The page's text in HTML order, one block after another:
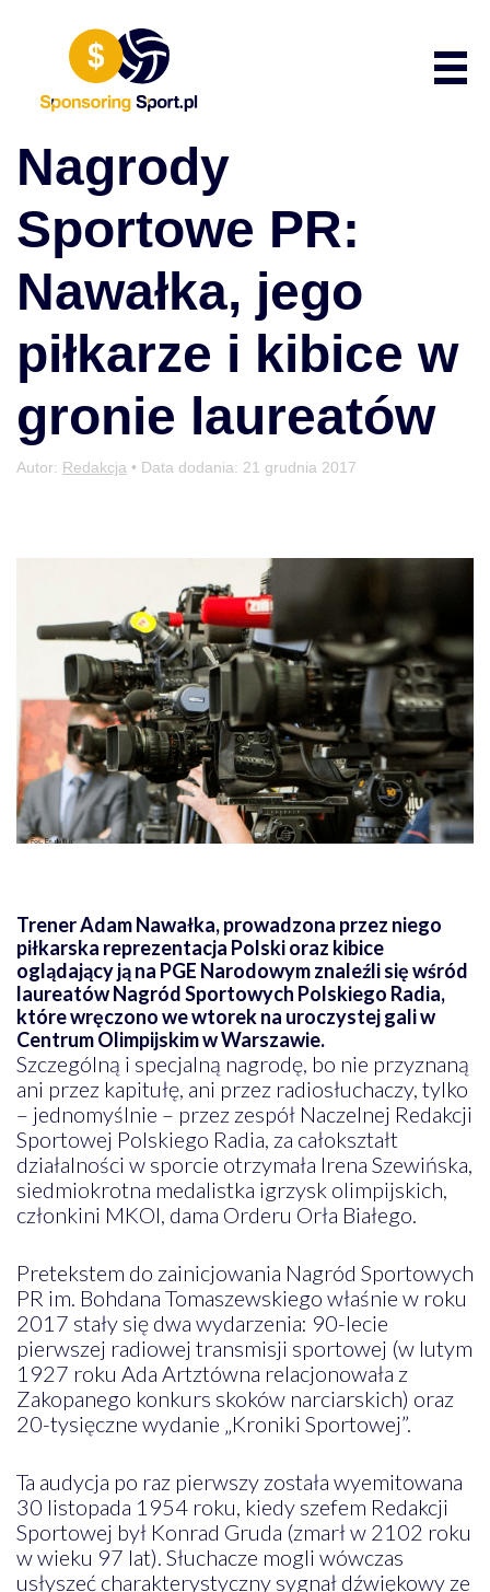
Nagrody
Sportowe PR:
Nawałka, jego
piłkarze i kibice w
gronie laureatów
Autor: Redakcja • Data dodania: 21 grudnia 2017
Trener Adam Nawałka, prowadzona przez niego
piłkarska reprezentacja Polski oraz kibice
oglądający ją na PGE Narodowym znaleźli się wśród
laureatów Nagród Sportowych Polskiego Radia,
które wręczono we wtorek na uroczystej gali w
Centrum Olimpijskim w Warszawie.
Szczególną i specjalną nagrodę, bo nie przyznaną
ani przez kapitułę, ani przez radiosłuchaczy, tylko
– jednomyślnie – przez zespół Naczelnej Redakcji
Sportowej Polskiego Radia, za całokształt
działalności w sporcie otrzymała Irena Szewińska,
siedmiokrotna medalistka igrzysk olimpijskich,
członkini MKOl, dama Orderu Orła Białego.
Pretekstem do zainicjowania Nagród Sportowych
PR im. Bohdana Tomaszewskiego właśnie w roku
2017 stały się dwa wydarzenia: 90-lecie
pierwszej radiowej transmisji sportowej (w lutym
1927 roku Ada Artztówna relacjonowała z
Zakopanego konkurs skoków narciarskich) oraz
20-tysięczne wydanie „Kroniki Sportowej”.
Ta audycja po raz pierwszy została wyemitowana
30 listopada 1954 roku, kiedy szefem Redakcji
Sportowej był Konrad Gruda (zmarł w 2102 roku
w wieku 97 lat). Słuchacze mogli wówczas
usłyszeć charakterystyczny sygnał dźwiękowy ze